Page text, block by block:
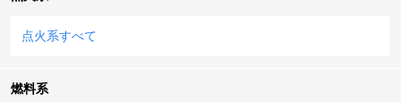
点火系すべて
燃料系